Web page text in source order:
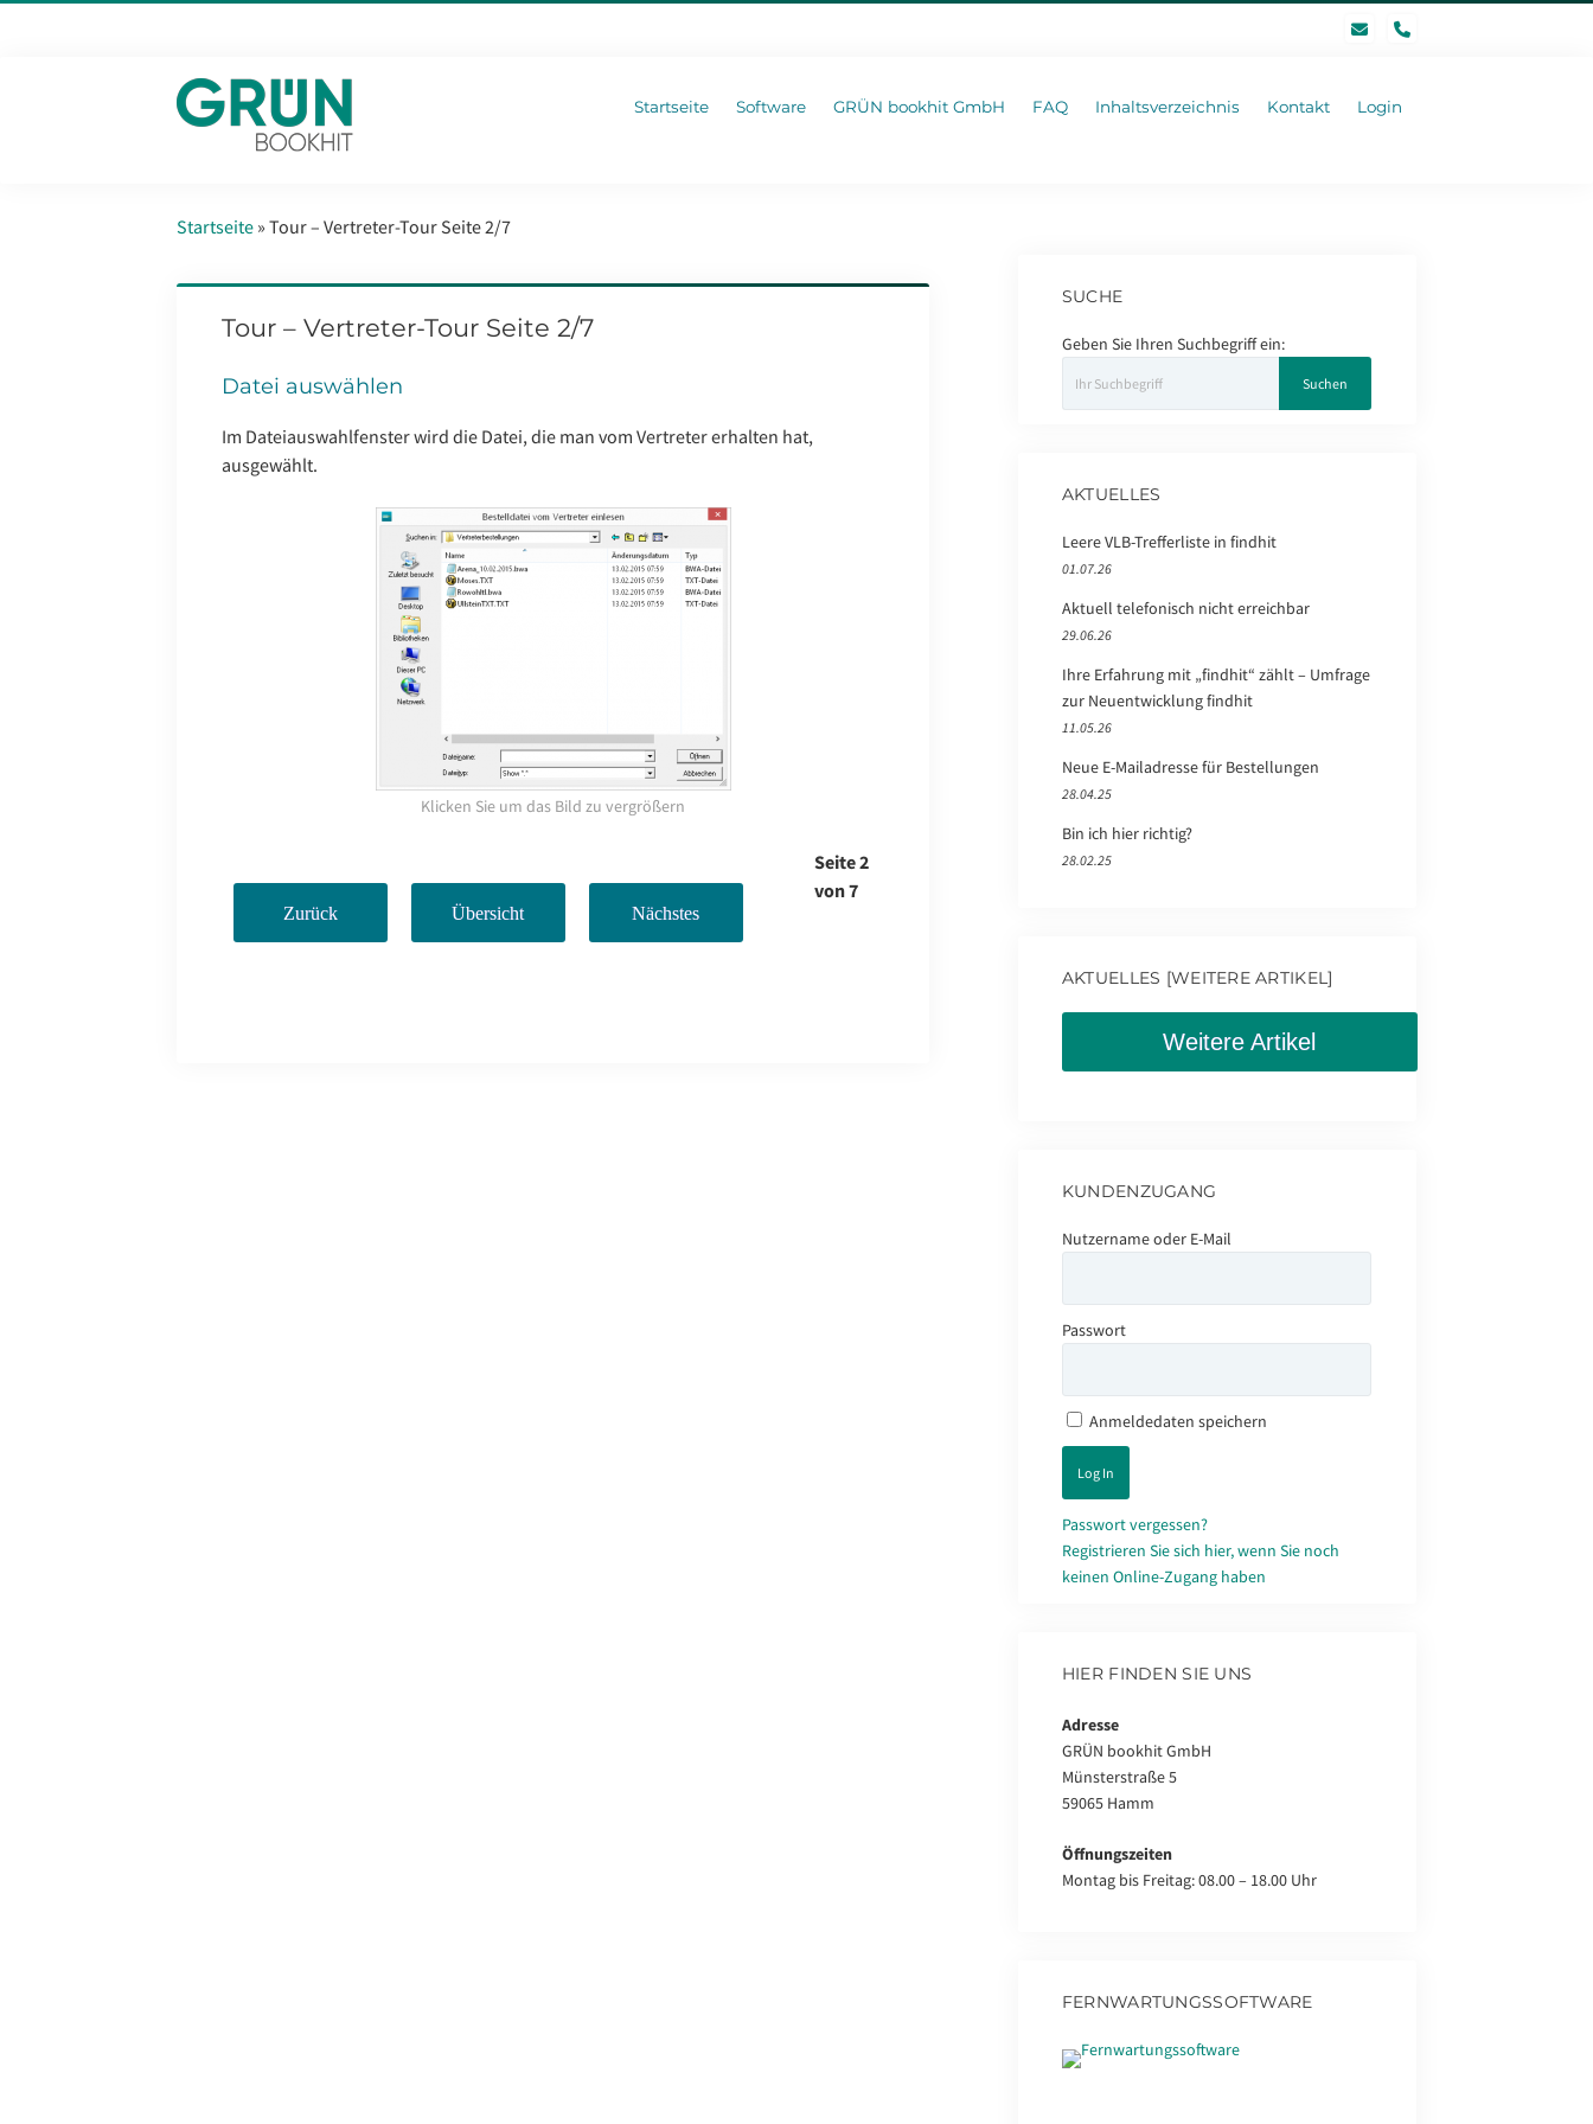
phone
Startseite Software GRÜN bookhit GmbH FAQ Inhaltsverzeichnis Kontakt Login
Startseite »Tour – Vertreter-Tour Seite 2/7
Tour – Vertreter-Tour Seite 2/7
Datei auswählen
Im Dateiauswahlfenster wird die Datei, die man vom Vertreter erhalten hat,
ausgewählt.
Klicken Sie um das Bild zu vergrößern
Zurück Übersicht Nächstes
Seite 2
von 7
SUCHE
Geben Sie Ihren Suchbegriff ein:
AKTUELLES
Leere VLB-Trefferliste in findhit
01.07.26
Aktuell telefonisch nicht erreichbar
29.06.26
Ihre Erfahrung mit „findhit“ zählt – Umfrage
zur Neuentwicklung findhit
11.05.26
Neue E-Mailadresse für Bestellungen
28.04.25
Bin ich hier richtig?
28.02.25
AKTUELLES [WEITERE ARTIKEL]
Weitere Artikel
KUNDENZUGANG
Nutzername oder E-Mail
Passwort
Anmeldedaten speichern
Passwort vergessen?
Registrieren Sie sich hier, wenn Sie noch
keinen Online-Zugang haben
HIER FINDEN SIE UNS
Adresse
GRÜN bookhit GmbH
Münsterstraße 5
59065 Hamm
Öffnungszeiten
Montag bis Freitag: 08.00 – 18.00 Uhr
FERNWARTUNGSSOFTWARE